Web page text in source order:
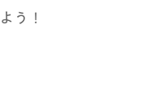
う！